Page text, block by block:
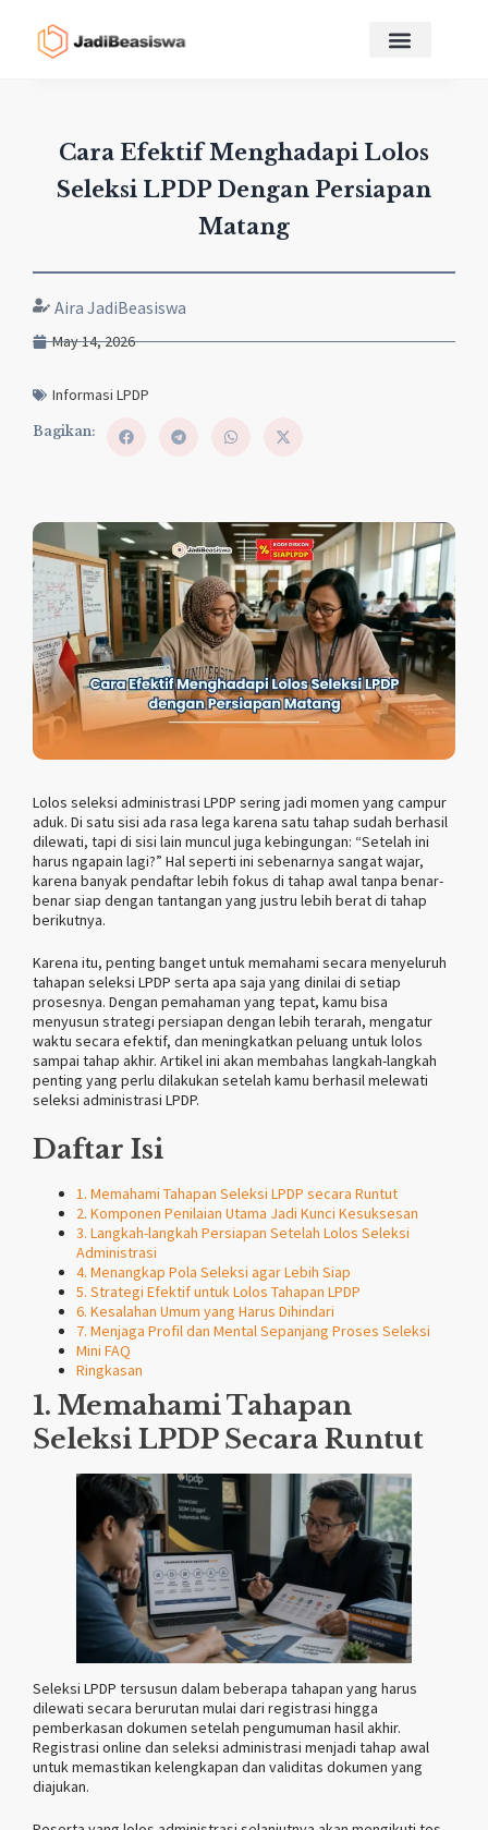
Aira JadiBeasiswa
May 14, 2026
Informasi LPDP
Bagikan:
Cara Efektif Menghadapi Lolos
Seleksi LPDP Dengan Persiapan
Matang
Lolos seleksi administrasi LPDP sering jadi momen yang campur
aduk. Di satu sisi ada rasa lega karena satu tahap sudah berhasil
dilewati, tapi di sisi lain muncul juga kebingungan: “Setelah ini
harus ngapain lagi?” Hal seperti ini sebenarnya sangat wajar,
karena banyak pendaftar lebih fokus di tahap awal tanpa benar-
benar siap dengan tantangan yang justru lebih berat di tahap
berikutnya.
Karena itu, penting banget untuk memahami secara menyeluruh
tahapan seleksi LPDP serta apa saja yang dinilai di setiap
prosesnya. Dengan pemahaman yang tepat, kamu bisa
menyusun strategi persiapan dengan lebih terarah, mengatur
waktu secara efektif, dan meningkatkan peluang untuk lolos
sampai tahap akhir. Artikel ini akan membahas langkah-langkah
penting yang perlu dilakukan setelah kamu berhasil melewati
seleksi administrasi LPDP.
Daftar Isi
1. Memahami Tahapan Seleksi LPDP secara Runtut
2. Komponen Penilaian Utama Jadi Kunci Kesuksesan
3. Langkah-langkah Persiapan Setelah Lolos Seleksi
Administrasi
4. Menangkap Pola Seleksi agar Lebih Siap
5. Strategi Efektif untuk Lolos Tahapan LPDP
6. Kesalahan Umum yang Harus Dihindari
7. Menjaga Profil dan Mental Sepanjang Proses Seleksi
Mini FAQ
Ringkasan
1. Memahami Tahapan
Seleksi LPDP Secara Runtut
Seleksi LPDP tersusun dalam beberapa tahapan yang harus
dilewati secara berurutan mulai dari registrasi hingga
pemberkasan dokumen setelah pengumuman hasil akhir.
Registrasi online dan seleksi administrasi menjadi tahap awal
untuk memastikan kelengkapan dan validitas dokumen yang
diajukan.